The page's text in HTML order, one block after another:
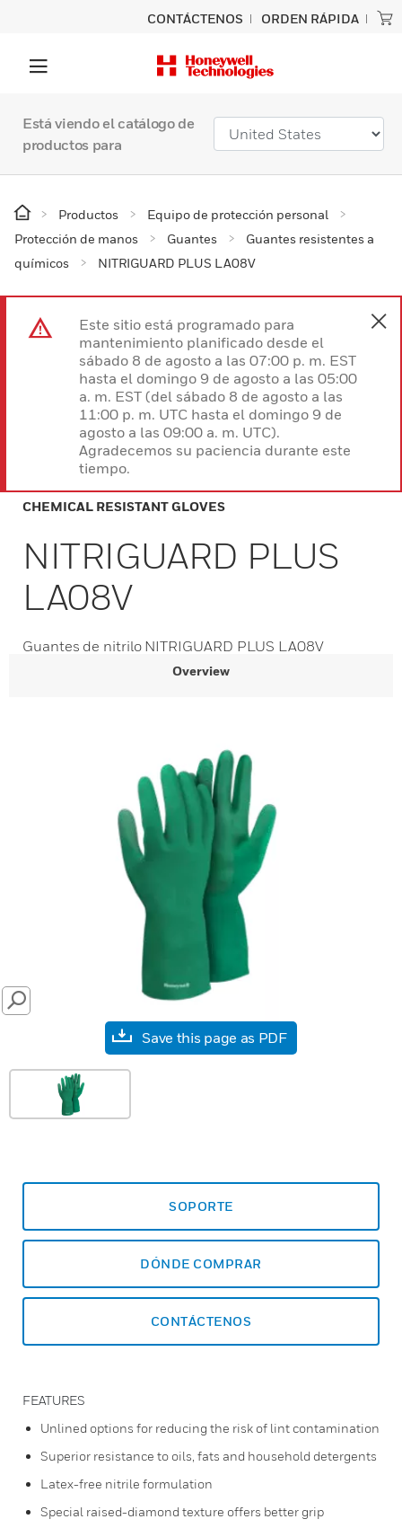
CONTÁCTENOS ORDEN RÁPIDA
Está viendo el catálogo de
productos para
Productos
Equipo de protección personal
Protección de manos
Guantes
Guantes resistentes a
químicos
NITRIGUARD PLUS LA08V
Este sitio está programado para
mantenimiento planificado desde el
sábado 8 de agosto a las 07:00 p. m. EST
hasta el domingo 9 de agosto a las 05:00
a. m. EST (del sábado 8 de agosto a las
11:00 p. m. UTC hasta el domingo 9 de
agosto a las 09:00 a. m. UTC).
Agradecemos su paciencia durante este
tiempo.
CHEMICAL RESISTANT GLOVES
NITRIGUARD PLUS
LA08V
Guantes de nitrilo NITRIGUARD PLUS LA08V
Overview
SEARCH
Save this page as PDF
SOPORTE
DÓNDE COMPRAR
CONTÁCTENOS
FEATURES
Unlined options for reducing the risk of lint contamination
Superior resistance to oils, fats and household detergents
Latex-free nitrile formulation
Special raised-diamond texture offers better grip